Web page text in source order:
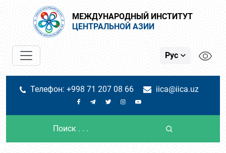
МЕЖДУНАРОДНЫЙ ИНСТИТУТ
ЦЕНТРАЛЬНОЙ АЗИИ
Рус
Телефон: +998 71 207 08 66 iica@iica.uz